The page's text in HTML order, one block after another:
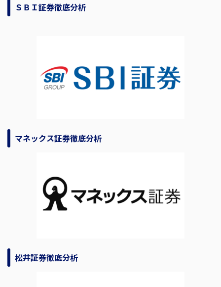
ＳＢＩ証券徹底分析
マネックス証券徹底分析
松井証券徹底分析